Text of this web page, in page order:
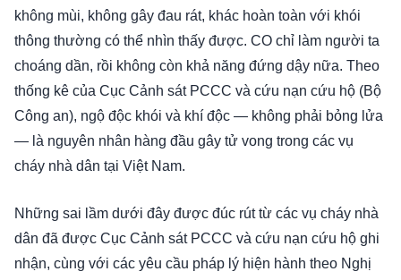
không mùi, không gây đau rát, khác hoàn toàn với khói
thông thường có thể nhìn thấy được. CO chỉ làm người ta
choáng dần, rồi không còn khả năng đứng dậy nữa. Theo
thống kê của Cục Cảnh sát PCCC và cứu nạn cứu hộ (Bộ
Công an), ngộ độc khói và khí độc — không phải bỏng lửa
— là nguyên nhân hàng đầu gây tử vong trong các vụ
cháy nhà dân tại Việt Nam.
Những sai lầm dưới đây được đúc rút từ các vụ cháy nhà
dân đã được Cục Cảnh sát PCCC và cứu nạn cứu hộ ghi
nhận, cùng với các yêu cầu pháp lý hiện hành theo Nghị